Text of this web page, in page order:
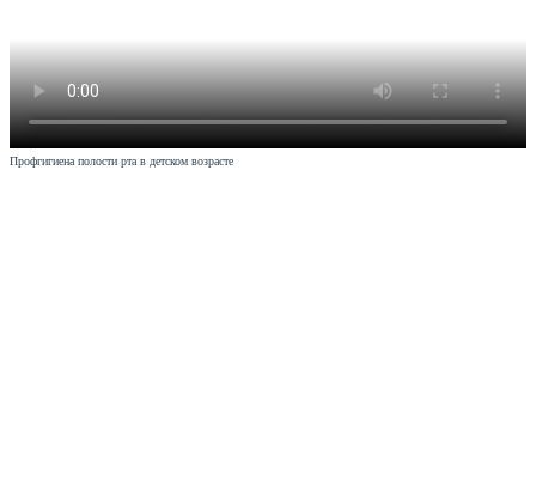
Профгигиена полости рта в детском возрасте